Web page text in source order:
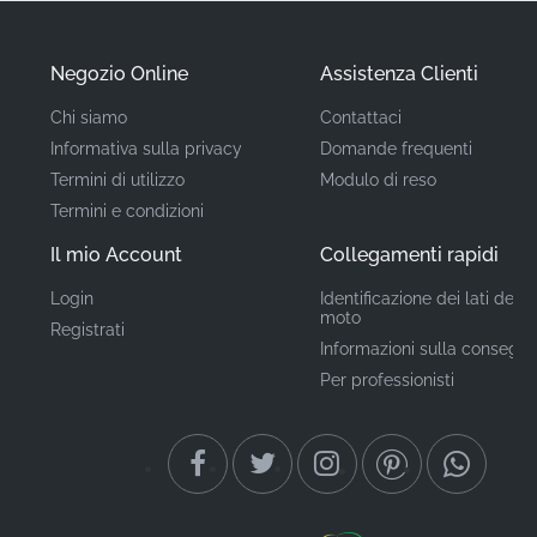
Codice articolo
(MPN)
Produttore
montaggio
Sottocarena sinistro*
Tipo Striscia
Adesivo in vinile
Scegliere componenti autentici come questo adesivo
Honda dimostra un vero orgoglio di possesso,
Negozio Online
Chi siamo
Informativa sulla privacy
Termini di utilizzo
Termini e condizioni
Il mio Account
Login
Registrati
Assistenza Clienti
Contattaci
Domande frequenti
Modulo di reso
Collegamenti rapidi
Identificazione dei lati della
moto
Informazioni sulla
Per professionisti